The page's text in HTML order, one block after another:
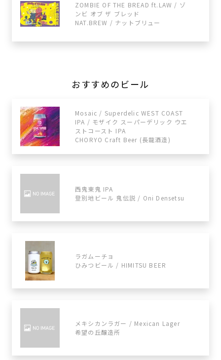
ZOMBIE OF THE BREAD ft.LAW / ゾ
ンビ オブ ザ ブレッド
NAT.BREW / ナットブリュー
おすすめのビール
Mosaic / Superdelic WEST COAST
IPA / モザイク スーパーデリック ウエ
ストコースト IPA
CHORYO Craft Beer (長龍酒造)
西鬼東鬼 IPA
登別地ビール 鬼伝説 / Oni Densetsu
ラガムーチョ
ひみつビール / HIMITSU BEER
メキシカンラガー / Mexican Lager
希望の丘醸造所